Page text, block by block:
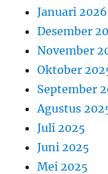
Januari 2026
Desember
November
Oktober
September
Agustus
Juli 2025
Juni 2025
Mei 2025